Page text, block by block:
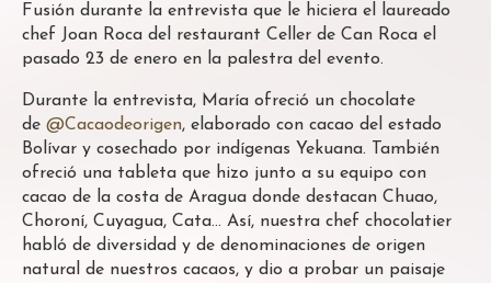
Fusión durante la entrevista que le hiciera el laureado
chef Joan Roca del restaurant Celler de Can Roca el
pasado 23 de enero en la palestra del evento.
Durante la entrevista, María ofreció un chocolate
de @Cacaodeorigen, elaborado con cacao del estado
Bolívar y cosechado por indígenas Yekuana. También
ofreció una tableta que hizo junto a su equipo con
cacao de la costa de Aragua donde destacan Chuao,
Choroní, Cuyagua, Cata… Así, nuestra chef chocolatier
habló de diversidad y de denominaciones de origen
natural de nuestros cacaos, y dio a probar un paisaje